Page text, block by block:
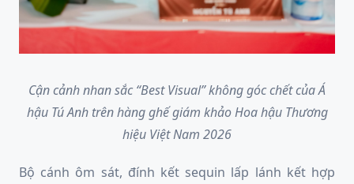
Cận cảnh nhan sắc “Best Visual” không góc chết của Á
hậu Tú Anh trên hàng ghế giám khảo Hoa hậu Thương
hiệu Việt Nam 2026
Bộ cánh ôm sát, đính kết sequin lấp lánh kết hợp